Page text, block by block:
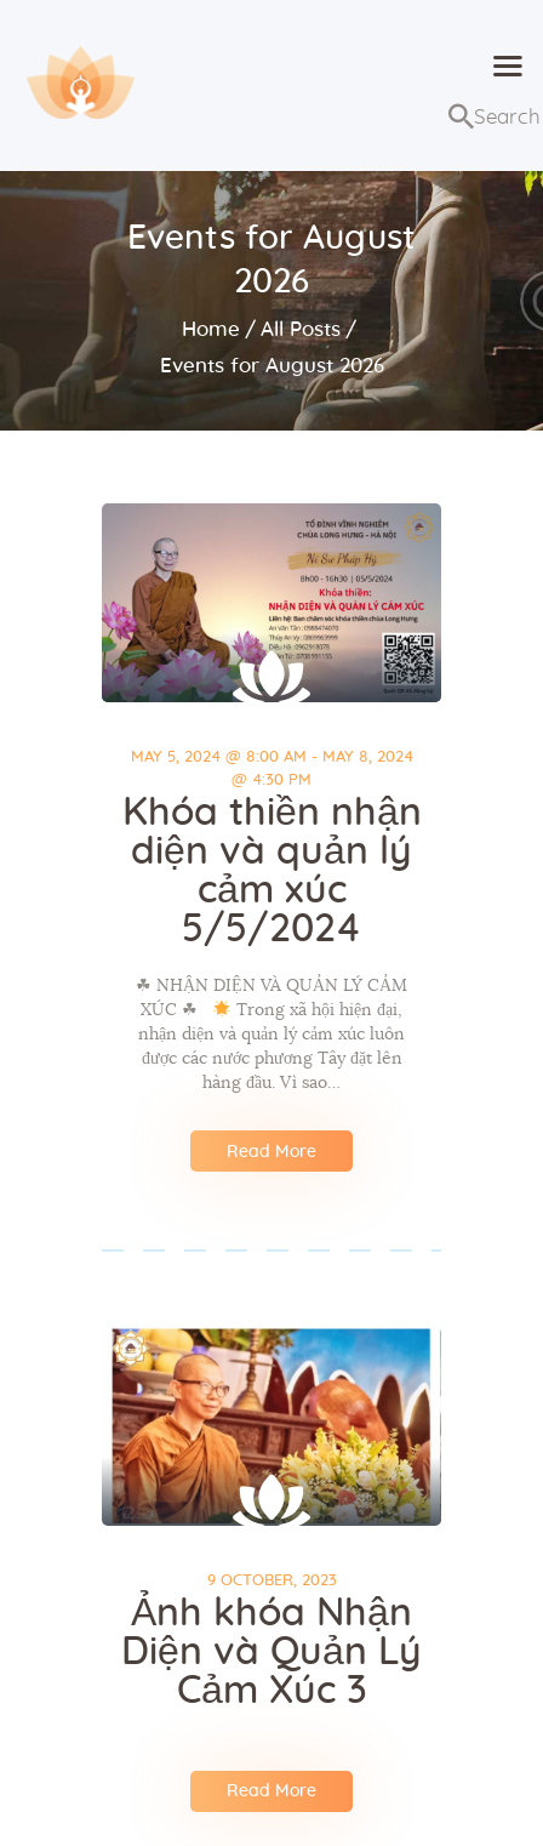
Events for August
2026
Home
All Posts
Events for August 2026
Trang chủ
Bài giảng
Lớp học và sự kiện
Về Dhammaduta
MAY 5, 2024 @ 8:00 AM - MAY 8, 2024
@ 4:30 PM
Khóa thiền nhận
diện và quản lý
cảm xúc
5/5/2024
☘ NHẬN DIỆN VÀ QUẢN LÝ CẢM
XÚC ☘
Trong xã hội hiện đại,
nhận diện và quản lý cảm xúc luôn
được các nước phương Tây đặt lên
hàng đầu. Vì sao…
Read More
9 OCTOBER, 2023
Ảnh khóa Nhận
Diện và Quản Lý
Cảm Xúc 3
Read More